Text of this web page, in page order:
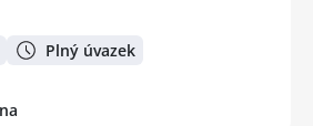
Plný úvazek